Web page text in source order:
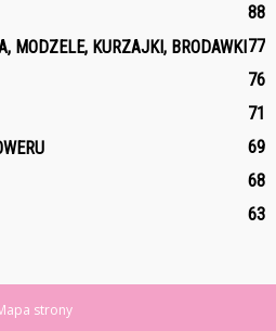
88
MODZELE, KURZAJKI, BRODAWKI77
76
71
69
68
63
strony